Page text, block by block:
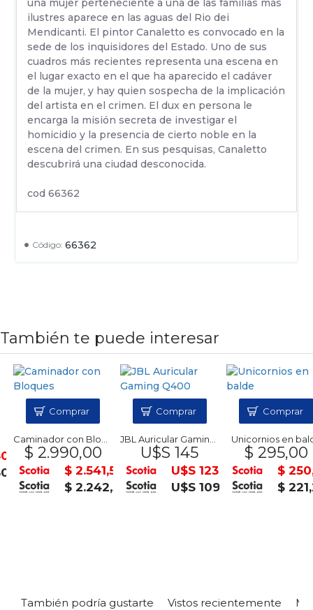
Código: 66362
una mujer perteneciente a una de las familias más
ilustres aparece en las aguas del Rio dei
Mendicanti. El pintor Canaletto es convocado en la
sede de los inquisidores del Estado. Uno de sus
cuadros más recientes representa una escena en
el lugar exacto en el que ha aparecido el cadáver
de la mujer, y hay quien sospecha de la implicación
del artista en el crimen. El dux en persona le
encarga la misión secreta de investigar el
homicidio y la presencia de cierto noble en la
escena del crimen. En sus pesquisas, Canaletto
descubrirá una ciudad desconocida.
cod 66362
También te puede interesar
Caminador con Bloques
$ 2.990,00
$ 2.541,50
$ 2.242,50
Comprar
JBL Auricular Gaming Q400
U$S 145
U$S 123
U$S 109
Comprar
Unicornios en balde
$ 295,00
$
$
Comprar
También podría gustarte Vistos recientemente